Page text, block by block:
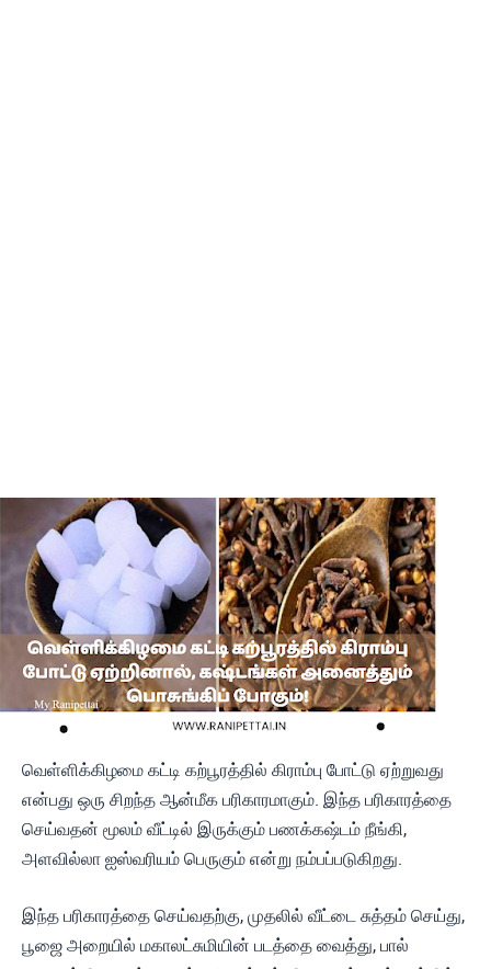
வெள்ளிக்கிழமை கட்டி கற்பூரத்தில் கிராம்பு போட்டு ஏற்றுவது
என்பது ஒரு சிறந்த ஆன்மீக பரிகாரமாகும். இந்த பரிகாரத்தை
செய்வதன் மூலம் வீட்டில் இருக்கும் பணக்கஷ்டம் நீங்கி,
அளவில்லா ஐஸ்வரியம் பெருகும் என்று நம்பப்படுகிறது.
இந்த பரிகாரத்தை செய்வதற்கு, முதலில் வீட்டை சுத்தம் செய்து,
பூஜை அறையில் மகாலட்சுமியின் படத்தை வைத்து, பால்